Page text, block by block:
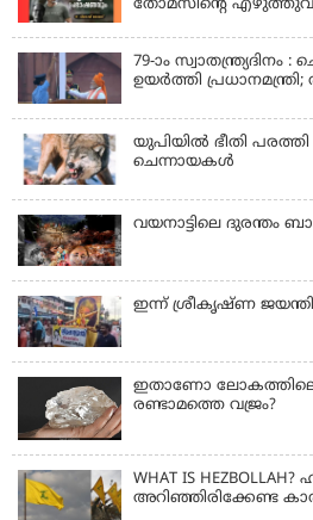
തോമസിന്റെ
79-ാം സ്വാതന്ത്ര്യദിനം
ഉയർത്തി
യുപിയിൽ ഭീതി
ചെന്നായകൾ
വയനാട്ടിലെ ദുരന്തം
ഇന്ന് ശ്രീകൃഷ്ണ
ഇതാണോ ലോകത്തിലെ
രണ്ടാമത്തെ വജ്രം?
WHAT IS HEZBOLLAH? ഹിസ്ബുല്ലയേക്കുറിച്ച്
അറിഞ്ഞിരിക്കേണ്ട